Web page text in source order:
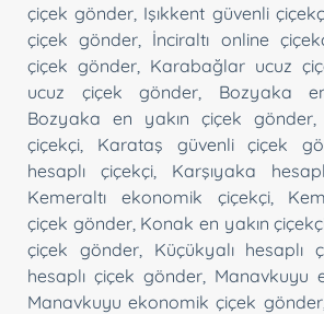
çiçek gönder Işıkkent güvenli
çiçek gönder
İnciraltı online
çiçek gönder
Karabağlar ucuz
ucuz çiçek gönder
Bozyaka
Bozyaka en yakın çiçek gönder
çiçekçi
Karataş güvenli çiçek
hesaplı çiçekçi
Karşıyaka
Kemeraltı ekonomik çiçekçi,
çiçek gönder, Konak en yakın
çiçek gönder, Küçükyalı hesaplı
hesaplı çiçek gönder Manavkuyu
Manavkuyu ekonomik çiçek gönder,